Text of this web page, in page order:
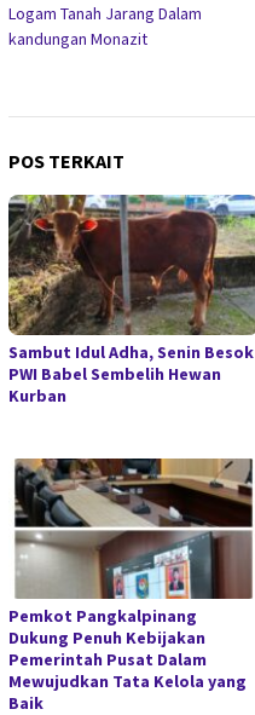
Logam Tanah Jarang Dalam
kandungan Monazit
POS TERKAIT
Sambut Idul Adha, Senin Besok
PWI Babel Sembelih Hewan
Kurban
Pemkot Pangkalpinang
Dukung Penuh Kebijakan
Pemerintah Pusat Dalam
Mewujudkan Tata Kelola yang
Baik